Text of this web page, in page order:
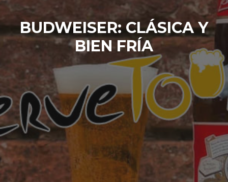
BUDWEISER: CLÁSICA Y
BIEN FRÍA